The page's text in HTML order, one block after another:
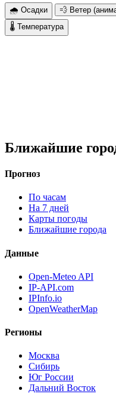
🌧 Осадки 💨 Ветер
🌡 Температура
Ближайшие
Прогноз
По часам
На 7 дней
Карты погоды
Ближайшие города
Данные
Open-Meteo API
IP-API.com
IPInfo.io
OpenWeatherMap
Регионы
Москва
Сибирь
Юг России
Дальний Восток